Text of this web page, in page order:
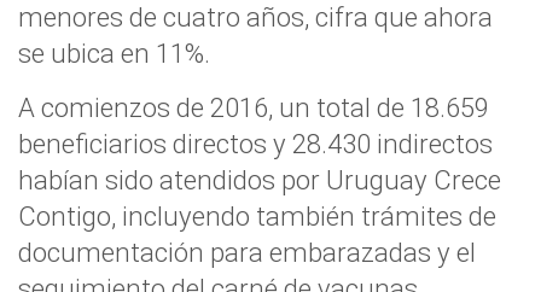
menores de cuatro años, cifra que ahora
se ubica en 11%.
A comienzos de 2016, un total de 18.659
beneficiarios directos y 28.430 indirectos
habían sido atendidos por Uruguay Crece
Contigo, incluyendo también trámites de
documentación para embarazadas y el